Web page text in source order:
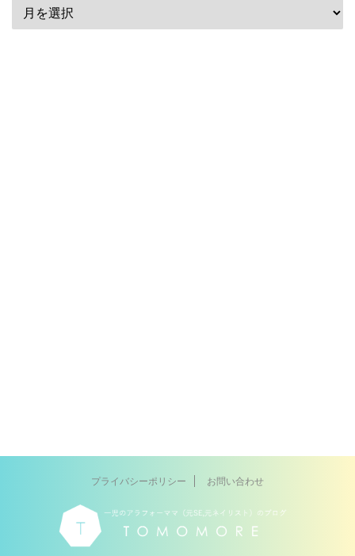
プライバシーポリシー お問い合わせ